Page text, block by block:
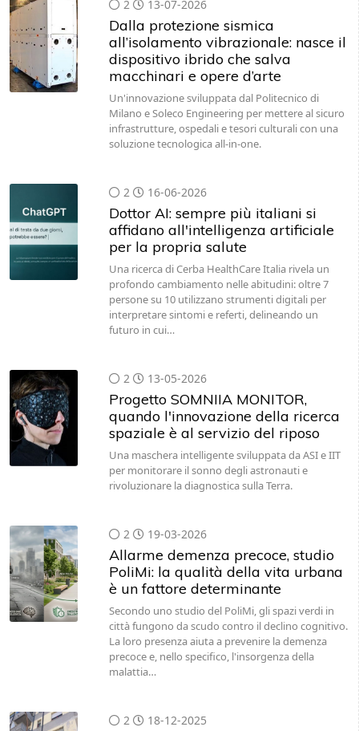
2 13-07-2026
Dalla protezione sismica
all’isolamento vibrazionale: nasce il
dispositivo ibrido che salva
macchinari e opere d’arte
Un'innovazione sviluppata dal Politecnico di
Milano e Soleco Engineering per mettere al sicuro
infrastrutture, ospedali e tesori culturali con una
soluzione tecnologica all-in-one.
2 16-06-2026
Dottor AI: sempre più italiani si
affidano all'intelligenza artificiale
per la propria salute
Una ricerca di Cerba HealthCare Italia rivela un
profondo cambiamento nelle abitudini: oltre 7
persone su 10 utilizzano strumenti digitali per
interpretare sintomi e referti, delineando un
futuro in cui…
2 13-05-2026
Progetto SOMNIIA MONITOR,
quando l'innovazione della ricerca
spaziale è al servizio del riposo
Una maschera intelligente sviluppata da ASI e IIT
per monitorare il sonno degli astronauti e
rivoluzionare la diagnostica sulla Terra.
2 19-03-2026
Allarme demenza precoce, studio
PoliMi: la qualità della vita urbana
è un fattore determinante
Secondo uno studio del PoliMi, gli spazi verdi in
città fungono da scudo contro il declino cognitivo.
La loro presenza aiuta a prevenire la demenza
precoce e, nello specifico, l'insorgenza della
malattia…
2 18-12-2025